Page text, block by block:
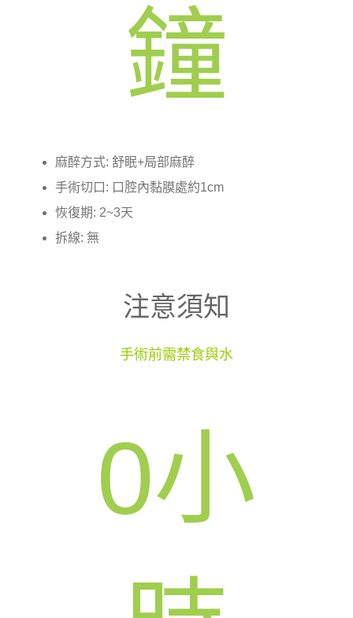
鐘
麻醉方式: 舒眠+局部麻醉
手術切口: 口腔內黏膜處約1cm
恢復期: 2~3天
拆線: 無
注意須知
手術前需禁食與水
0小